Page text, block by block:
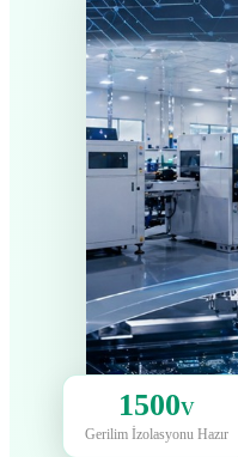
1500V
Gerilim İzolasyonu Hazır